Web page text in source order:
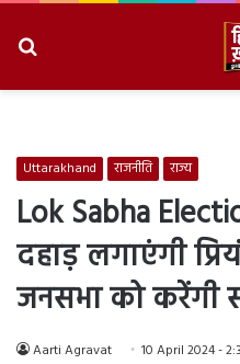
Uttarakhand राजनीति राज्य
Lok Sabha
दहाड़ लगाएंगी
जनसभा को करेंगी
Aarti Agravat 10 April 2024 -